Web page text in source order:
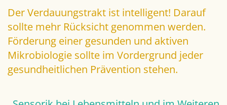
Der Verdauungstrakt ist intelligent! Darauf
sollte mehr Rücksicht genommen werden.
Förderung einer gesunden und aktiven
Mikrobiologie sollte im Vordergrund jeder
gesundheitlichen Prävention stehen.